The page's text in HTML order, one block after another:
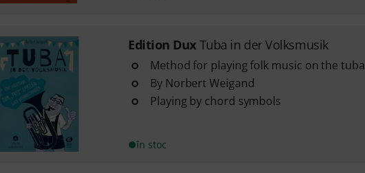
Edition Dux Tuba in der Volksmusik
Method for playing folk music on the tuba
By Norbert Weigand
Playing by chord symbols
în stoc